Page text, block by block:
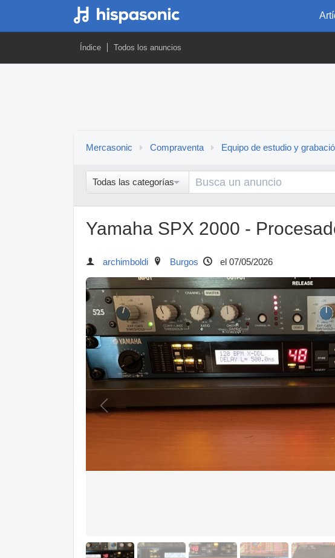
Índice Todos los anuncios
Mercasonic Compraventa Equipo de estudio y
Todas las categorías
Yamaha SPX 2000 -
archimboldi Burgos el 07/05/2026